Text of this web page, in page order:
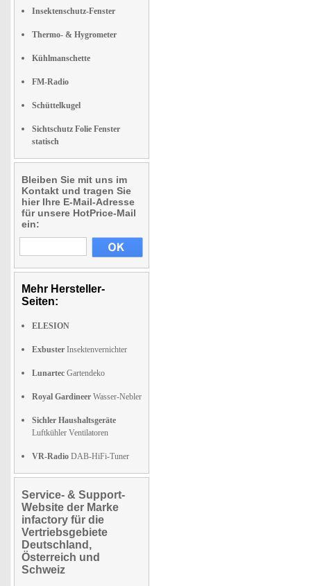
Insektenschutz-Fenster
Thermo- & Hygrometer
Kühlmanschette
FM-Radio
Schüttelkugel
Sichtschutz Folie Fenster
statisch
Bleiben Sie mit uns im
Kontakt und tragen Sie
hier Ihre E-Mail-Adresse
für unsere HotPrice-Mail
ein:
Mehr Hersteller-
Seiten:
ELESION
Exbuster Insektenvernichter
Lunartec Gartendeko
Royal Gardineer Wasser-Nebler
Sichler Haushaltsgeräte
Luftkühler Ventilatoren
VR-Radio DAB-HiFi-Tuner
Service- & Support-
Website der Marke
infactory für die
Vertriebsgebiete
Deutschland,
Österreich und
Schweiz